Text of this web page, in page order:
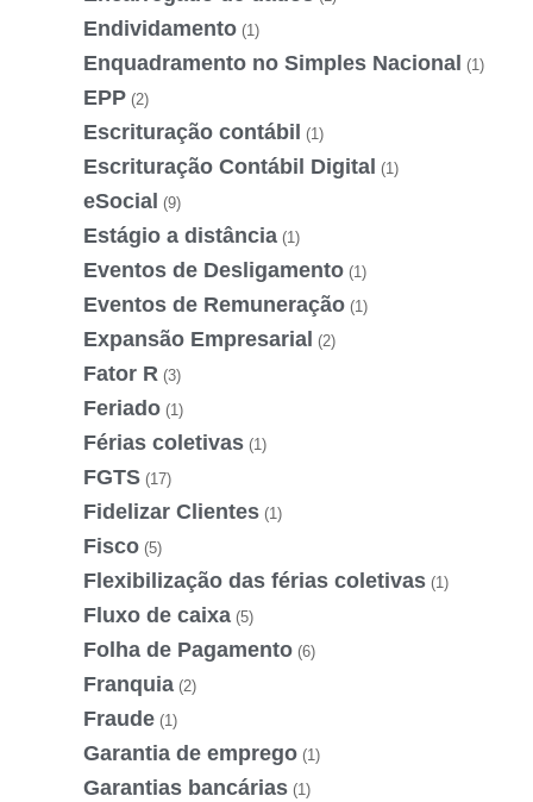
Endividamento (1)
Enquadramento no Simples Nacional (1)
EPP (2)
Escrituração contábil (1)
Escrituração Contábil Digital (1)
eSocial (9)
Estágio a distância (1)
Eventos de Desligamento (1)
Eventos de Remuneração (1)
Expansão Empresarial (2)
Fator R (3)
Feriado (1)
Férias coletivas (1)
FGTS (17)
Fidelizar Clientes (1)
Fisco (5)
Flexibilização das férias coletivas (1)
Fluxo de caixa (5)
Folha de Pagamento (6)
Franquia (2)
Fraude (1)
Garantia de emprego (1)
Garantias bancárias (1)